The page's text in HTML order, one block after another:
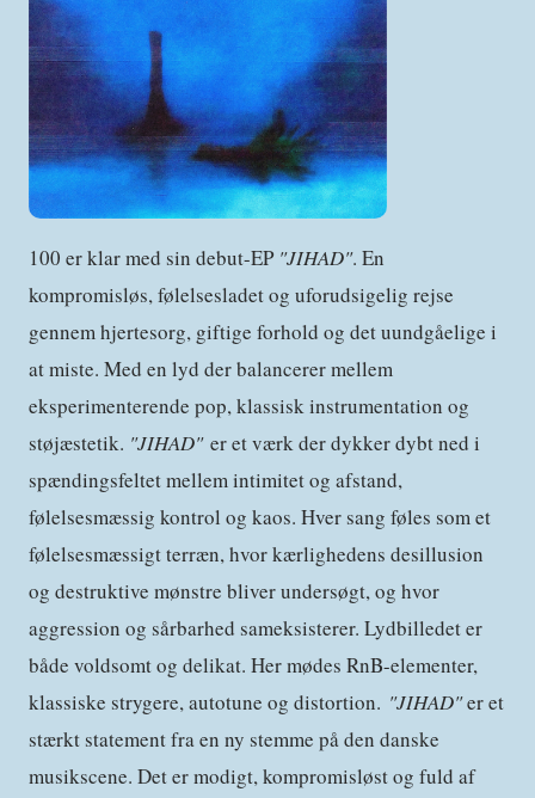
100 er klar med sin debut-EP "JIHAD". En
kompromisløs, følelsesladet og uforudsigelig rejse
gennem hjertesorg, giftige forhold og det uundgåelige i
at miste. Med en lyd der balancerer mellem
eksperimenterende pop, klassisk instrumentation og
støjæstetik. "JIHAD" er et værk der dykker dybt ned i
spændingsfeltet mellem intimitet og afstand,
følelsesmæssig kontrol og kaos. Hver sang føles som et
følelsesmæssigt terræn, hvor kærlighedens desillusion
og destruktive mønstre bliver undersøgt, og hvor
aggression og sårbarhed sameksisterer. Lydbilledet er
både voldsomt og delikat. Her mødes RnB-elementer,
klassiske strygere, autotune og distortion. "JIHAD"er et
stærkt statement fra en ny stemme på den danske
musikscene. Det er modigt, kompromisløst og fuld af